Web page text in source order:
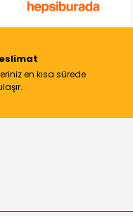
en kısa sürede